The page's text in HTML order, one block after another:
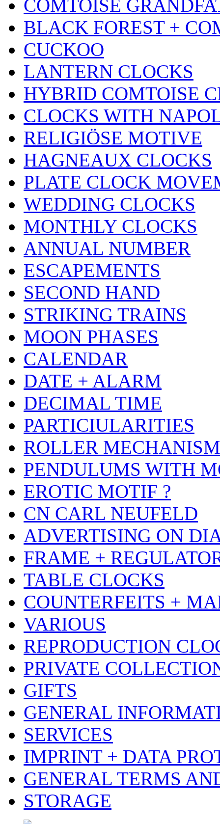
COMTOISE
BLACK FOREST +
CUCKOO
LANTERN CLOCKS
HYBRID COMTOISE
CLOCKS WITH
RELIGIÖSE MOTIVE
HAGNEAUX CLOCKS
PLATE CLOCK
WEDDING CLOCKS
MONTHLY CLOCKS
ANNUAL NUMBER
ESCAPEMENTS
SECOND HAND
STRIKING TRAINS
MOON PHASES
CALENDAR
DATE + ALARM
DECIMAL TIME
PARTICIULARITIES
ROLLER MECHANISM
PENDULUMS WITH
EROTIC MOTIF ?
CN CARL NEUFELD
ADVERTISING ON
FRAME +
TABLE CLOCKS
COUNTERFEITS +
VARIOUS
REPRODUCTION
PRIVATE
GIFTS
GENERAL
SERVICES
IMPRINT + DATA
GENERAL TERMS
STORAGE